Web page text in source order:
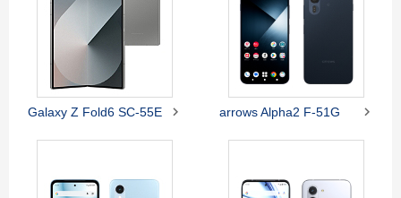
Galaxy Z Fold6 SC-55E  arrows Alpha2 F-51G 